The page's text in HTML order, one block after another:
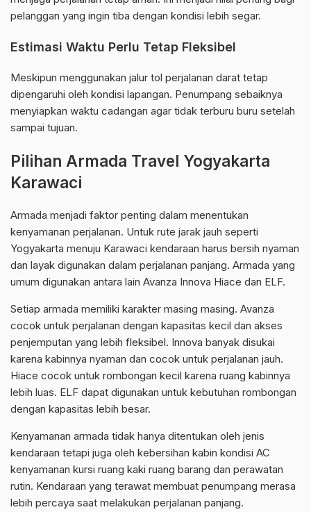
pelanggan yang ingin tiba dengan kondisi lebih segar.
Estimasi Waktu Perlu Tetap Fleksibel
Meskipun menggunakan jalur tol perjalanan darat tetap
dipengaruhi oleh kondisi lapangan. Penumpang sebaiknya
menyiapkan waktu cadangan agar tidak terburu buru setelah
sampai tujuan.
Pilihan Armada Travel Yogyakarta
Karawaci
Armada menjadi faktor penting dalam menentukan
kenyamanan perjalanan. Untuk rute jarak jauh seperti
Yogyakarta menuju Karawaci kendaraan harus bersih nyaman
dan layak digunakan dalam perjalanan panjang. Armada yang
umum digunakan antara lain Avanza Innova Hiace dan ELF.
Setiap armada memiliki karakter masing masing. Avanza
cocok untuk perjalanan dengan kapasitas kecil dan akses
penjemputan yang lebih fleksibel. Innova banyak disukai
karena kabinnya nyaman dan cocok untuk perjalanan jauh.
Hiace cocok untuk rombongan kecil karena ruang kabinnya
lebih luas. ELF dapat digunakan untuk kebutuhan rombongan
dengan kapasitas lebih besar.
Kenyamanan armada tidak hanya ditentukan oleh jenis
kendaraan tetapi juga oleh kebersihan kabin kondisi AC
kenyamanan kursi ruang kaki ruang barang dan perawatan
rutin. Kendaraan yang terawat membuat penumpang merasa
lebih percaya saat melakukan perjalanan panjang.